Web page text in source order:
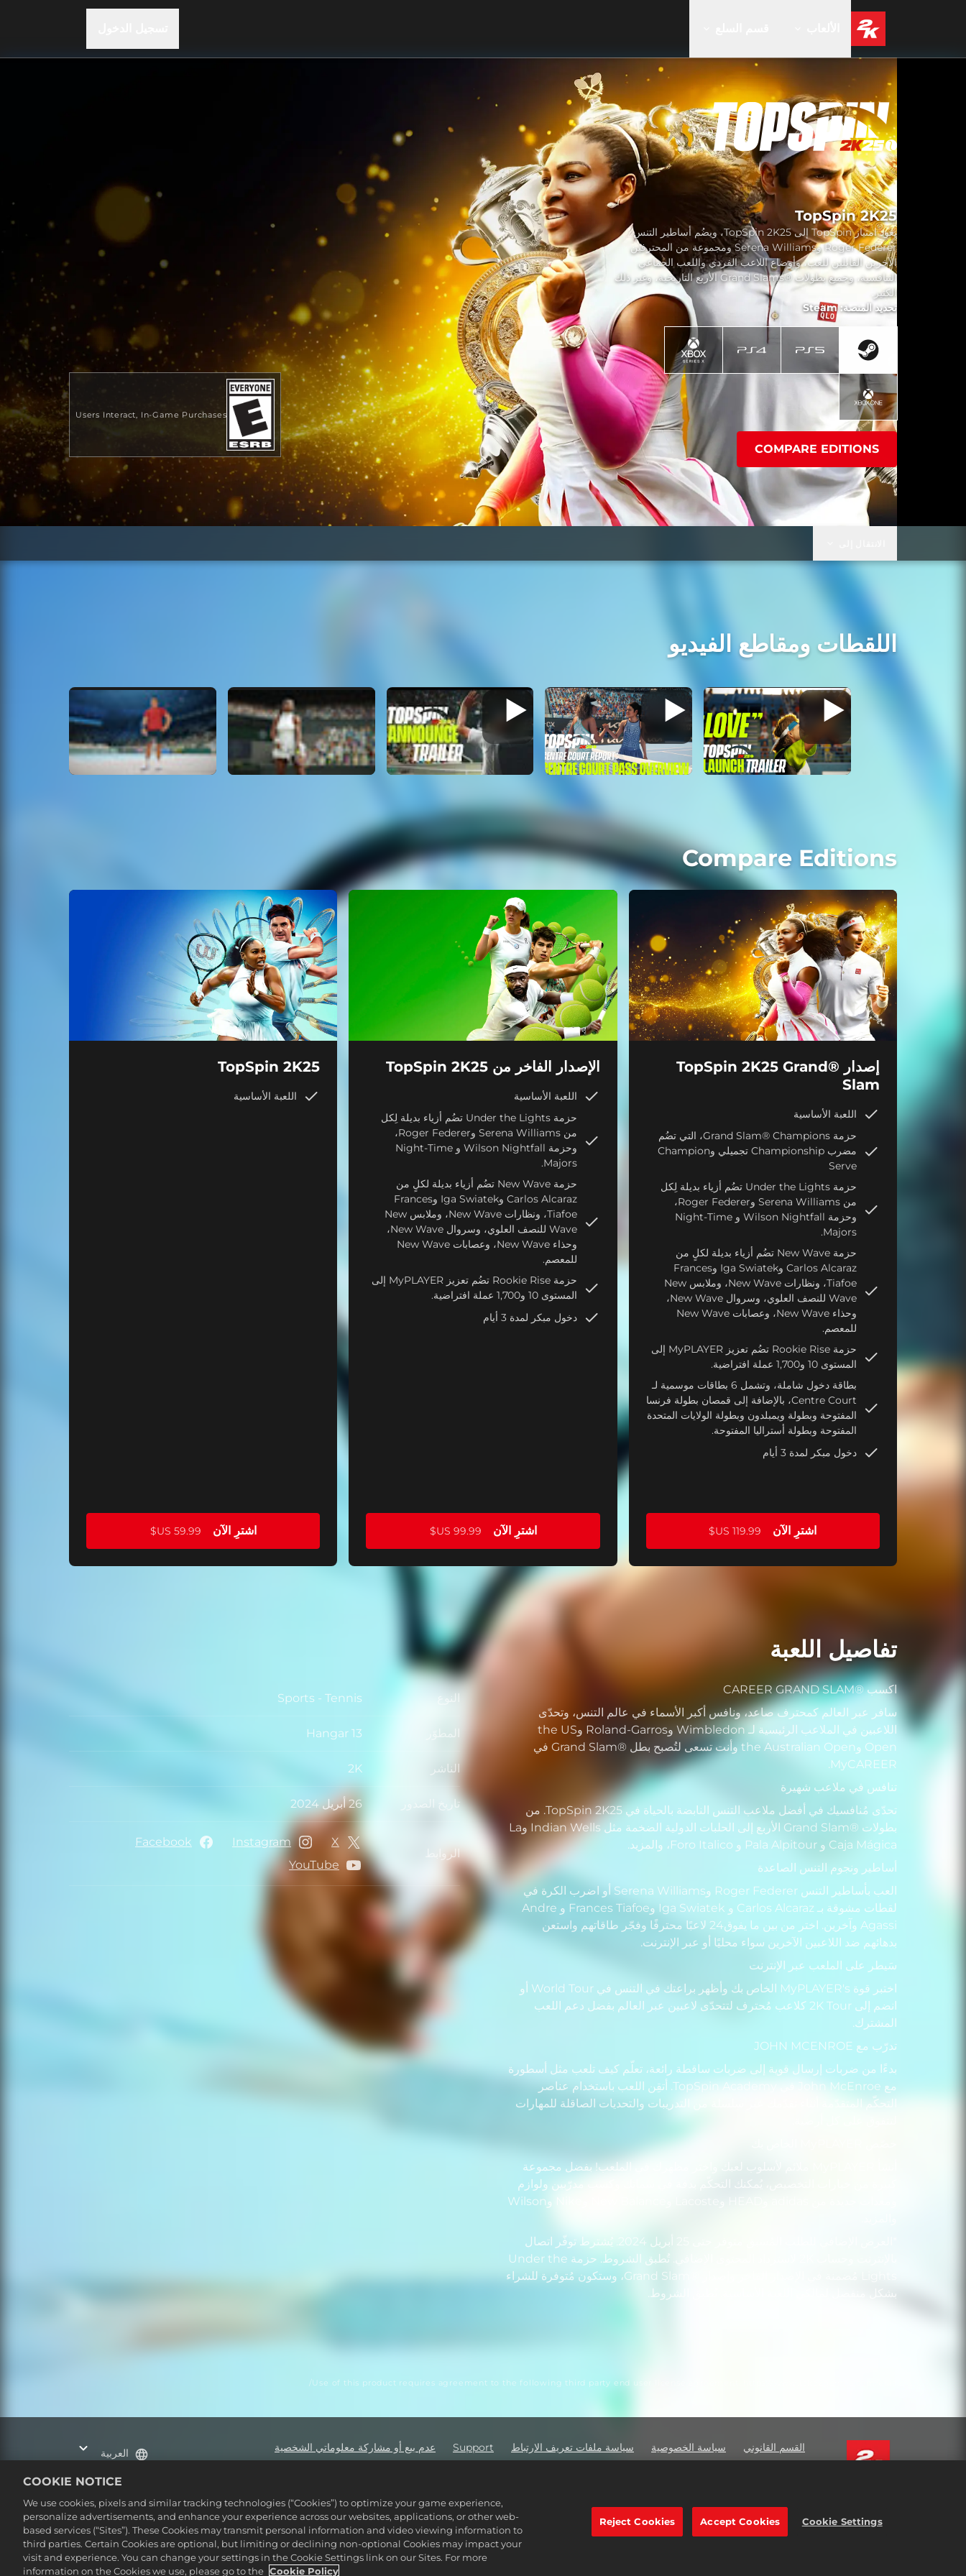
Users Interact In-Game Purchases
TopSpin 2K25
يعود امتياز TopSpin إلى TopSpin 2K25، ويضُم أساطير التنس
Roger Federer وSerena Williams ومجموعة من المحترفين
الآخرين القابلين للعب، وأوضاع اللاعب الفردي واللعب الجماعي
التنافسية، وجميع بطولات ®Grand Slams الأربع التاريخية، وغير ذلك
الكثير.
تحديد المنصة: Steam
COMPARE EDITIONS
اللقطات ومقاطع الفيديو
Compare Editions
إصدار ®TopSpin 2K25 Grand
Slam
اللعبة الأساسية
حزمة Grand Slam® Champions، التي تضُم
مضرب Championship تجميلي وChampion
Serve
حزمة Under the Lights تضُم أزياء بديلة لِكل
من Serena Williams وRoger Federer،
وحزمة Wilson Nightfall و Night-Time
Majors.
حزمة New Wave تضُم أزياء بديلة لكلٍ من
Carlos Alcaraz وIga Swiatek وFrances
Tiafoe، ونظارات New Wave، وملابس New
Wave للنصف العلوي، وسروال New Wave،
وحذاء New Wave، وعصابات New Wave
للمعصم.
حزمة Rookie Rise تضُم تعزيز MyPLAYER إلى
المستوى 10 و1,700 عملة افتراضية.
بطاقة دخول شاملة، وتشمل 6 بطاقات موسمية لـ
Centre Court، بالإضافة إلى قمصان بطولة فرنسا
المفتوحة وبطولة ويمبلدون وبطولة الولايات المتحدة
المفتوحة وبطولة أستراليا المفتوحة.
دخول مبكر لمدة 3 أيام
اشترِ الآن
الإصدار الفاخر من TopSpin 2K25
اللعبة الأساسية
حزمة Under the Lights تضُم أزياء بديلة لِكل
من Serena Williams وRoger Federer،
وحزمة Wilson Nightfall و Night-Time
Majors.
حزمة New Wave تضُم أزياء بديلة لكلٍ من
Carlos Alcaraz وIga Swiatek وFrances
Tiafoe، ونظارات New Wave، وملابس New
Wave للنصف العلوي، وسروال New Wave،
وحذاء New Wave، وعصابات New Wave
للمعصم.
حزمة Rookie Rise تضُم تعزيز MyPLAYER إلى
المستوى 10 و1,700 عملة افتراضية.
دخول مبكر لمدة 3 أيام
اشترِ الآن
TopSpin 2K25
اللعبة الأساسية
اشترِ الآن
تفاصيل اللعبة
اكسب ®CAREER GRAND SLAM
سافر عبر العالم كمحترف صاعد، ونافس أكبر الأسماء في عالم التنس، وتحدّى
اللاعبين في الملاعب الرئيسية لـ Wimbledon وRoland-Garros وthe US
Open وthe Australian Open وأنت تسعى لتُصبح بطل ®Grand Slam في
MyCAREER.
تنافس في ملاعب شهيرة
تحدّى مُنافسيك في أفضل ملاعب التنس النابضة بالحياة في TopSpin 2K25. من
بطولات ®Grand Slam الأربع إلى الحلبات الدولية الضخمة مثل Indian Wells وLa
Caja Mágica و Pala Alpitour و Foro Italico، والمزيد.
أساطير ونجوم التنس الصاعدة
العب بأساطير التنس Roger Federer وSerena Williams أو اضرب الكرة في
لقطات مشوقة بـ Carlos Alcaraz و Iga Swiatek وFrances Tiafoe و Andre
Agassi وآخرين. اختر من بين ما يفوق24 لاعبًا محترفًا وفجّر طاقاتهم واستعن
بدهائهم ضد اللاعبين الآخرين سواء محليًا أو عبر الإنترنت.
سَيطر على الملعب عبر الإنترنت
اختبر قوة MyPLAYER's الخاص بك وأظهر براعتك في التنس في World Tour أو
انضم إلى 2K Tour كلاعب مُحترف لتتحدّى لاعبين عبر العالم بفضل دعم اللعب
المشترك.
تدرّب مع JOHN MCENROE
بدءًا من ضربات إرسال قوية إلى ضربات ساقطة رائعة، تعلّم كيف تلعب مثل أسطورة
مع John McEnroe في TopSpin Academy. أتقِن اللعب باستخدام عناصر
التحكّم المتقدّمة أثناء تقدّمك عبر سِلسلة من التدريبات والتحديات الصاقلة للمهارات
أنشأ MyPLAYER ملائم لأسلوب لعبك واختر مظهرك في الملعب! بفضل مجموعة
كبيرة من خيارات التخصيص، يُمكنك التحكّم بدقة في سماتك وكسب مدرّبين ولوازم
ومعدات جديدة من adidas وHEAD وLacoste وNew Balance وNike وWilson
*العرض الإضافي للطلب المُسبق متوفر حتى 25 أبريل 2024. يُشترط توفّر اتصال
بالإنترنت وحساب 2K لاسترداد المحتوى الإضافي. تُطبق الشروط. حزمة Under the
Lights مُضمنة في الإصدار الفاخر وإصدار ®Grand Slam، وستكون مُتوفرة للشراء
بشكل منفصل لِمالكي اللعبة الأساسية. تُطبق الشروط.
النوع Sports - Tennis
المطوّر Hangar 13
الناشر 2K
تاريخ الصدور 26 أبريل 2024
الروابط
X
Instagram
Facebook
YouTube
Use of this product requires agreement to the following third party end user license agreement: https://www.take2games.com/eula/
القسم القانوني سياسة الخصوصية سياسة ملفات تعريف الارتباط Support
عدم بيع أو مشاركة معلوماتي الشخصية
Interactive Software, Inc. All rights reserved.
جميع العلامات التجارية المشار إليها هنا ملك لأصحابها المعنيين.
العربية
COOKIE NOTICE
We use cookies, pixels and similar tracking technologies (“Cookies”) to optimize your game experience,
personalize advertisements, and enhance your experience across our websites, applications, or other web-
based services (“Sites”). These Cookies may transmit personal information and video viewing information to
third parties. Certain Cookies are optional, but limiting or declining non-optional Cookies may impact your
visit and experience. You can change your settings in the Cookie Settings link on our Sites. For more
information on the Cookies we use, please go to the Cookie Policy
Cookie Settings
Accept Cookies
Reject Cookies